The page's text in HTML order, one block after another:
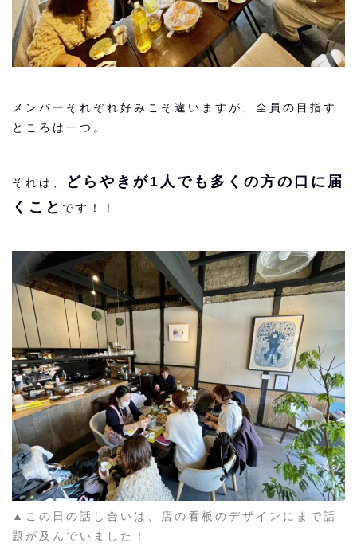
メンバーそれぞれ好みこそ違いますが、全員の目指す
ところは一つ。
それは、
どらやきが1人でも多くの方の口に届
くこと です！！
▲この日の話し合いは、店の看板のデザインにまで話
題が及んでいました！